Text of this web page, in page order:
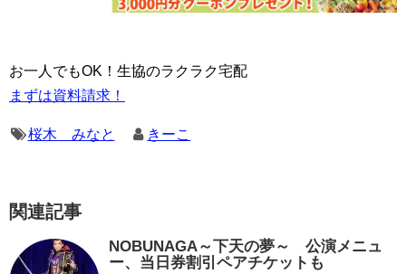
お一人でもOK！生協のラクラク宅配
まずは資料請求！
桜木 みなと きーこ
関連記事
NOBUNAGA～下天の夢～ 公演メニュ
ー、当日券割引ペアチケットも